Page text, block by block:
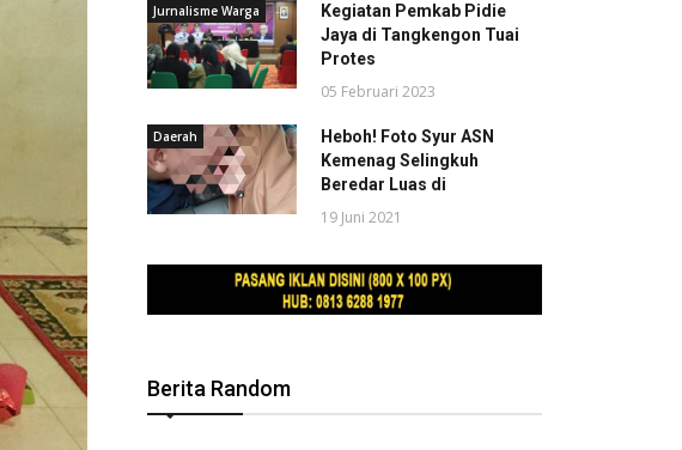
Jurnalisme Warga
Kegiatan Pemkab Pidie
Jaya di Tangkengon Tuai
Protes
05 Februari 2023
Daerah
Heboh! Foto Syur ASN
Kemenag Selingkuh
Beredar Luas di
19 Juni 2021
Berita Random